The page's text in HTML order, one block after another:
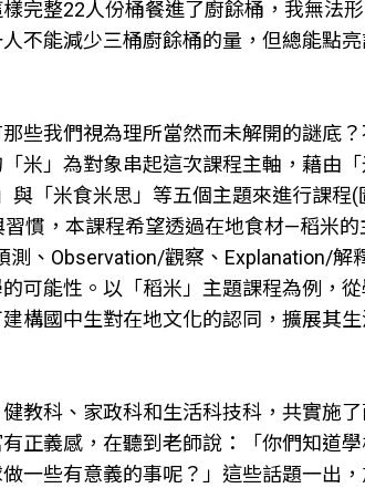
完整22人份桶餐進了廚餘桶，我無法形
不能減少三桶廚餘桶的量，但總能點
些我們視為理所當然而未解開的謎底？
米」為對象串起這次課程主軸，藉由「
與「米食米思」等五個主題來進行課程(
慣，本課程希望透過在地食材—稻米的
、Observation/觀察、Explanation/解
可能性。以「稻米」主題課程為例，
構國中生對在地文化的認同，擴展其
教科、家政科和生活科技科，共實施
正義感，在聽到老師說：「你們知道
一些有意義的事呢？」這些話題一出